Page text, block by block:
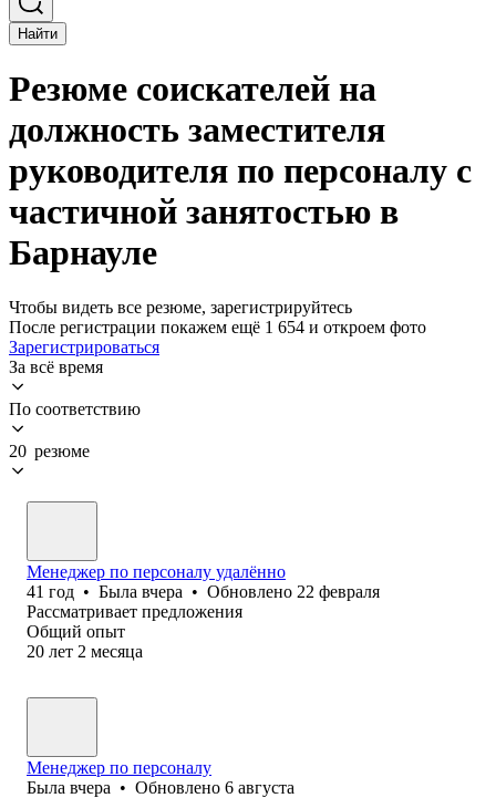
Найти
Резюме соискателей на
должность заместителя
руководителя по персоналу с
частичной занятостью в
Барнауле
Чтобы видеть все резюме, зарегистрируйтесь
После регистрации покажем ещё 1 654 и откроем фото
Зарегистрироваться
За всё время
По соответствию
20 резюме
Менеджер по персоналу удалённо
41 год • Была вчера • Обновлено 22 февраля
Рассматривает предложения
Общий опыт
20 лет 2 месяца
Менеджер по персоналу
Была вчера • Обновлено 6 августа